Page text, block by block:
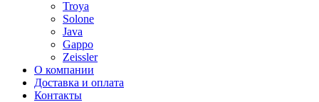
Troya
Solone
Java
Gappo
Zeissler
О компании
Доставка и оплата
Контакты